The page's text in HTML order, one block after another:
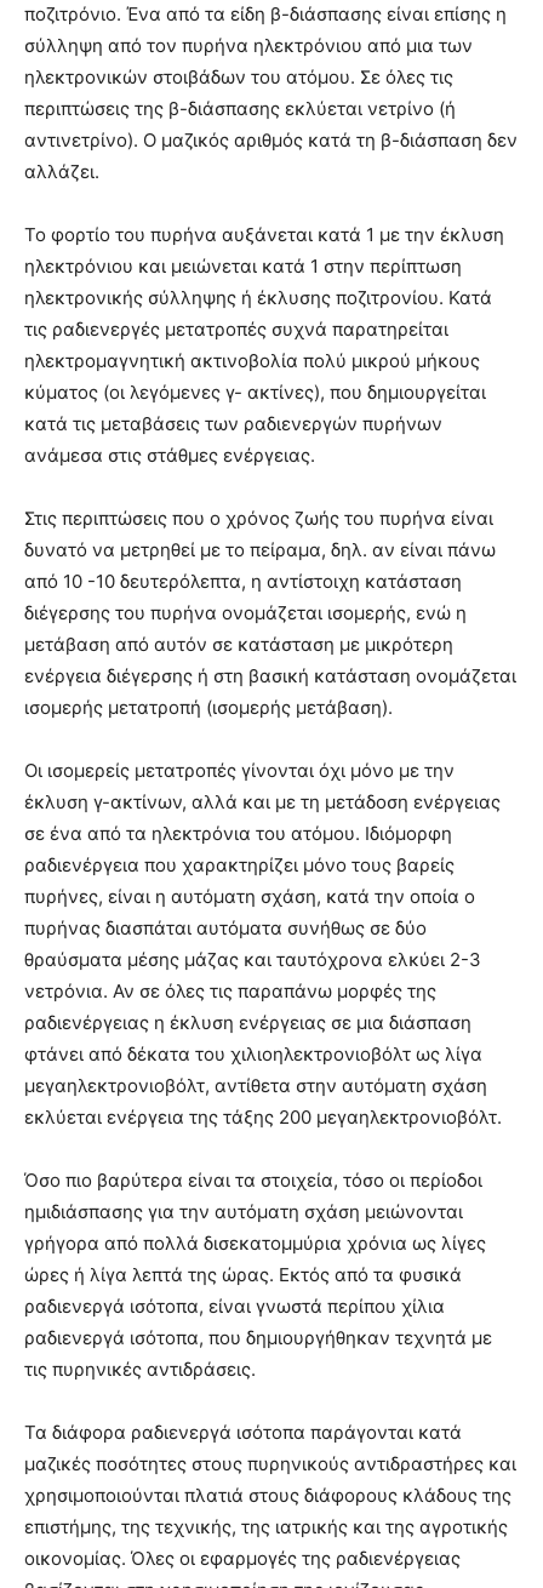
ποζιτρόνιο. Ένα από τα είδη β-διάσπασης είναι επίσης η
σύλληψη από τον πυρήνα ηλεκτρόνιου από μια των
ηλεκτρονικών στοιβάδων του ατόμου. Σε όλες τις
περιπτώσεις της β-διάσπασης εκλύεται νετρίνο (ή
αντινετρίνο). Ο μαζικός αριθμός κατά τη β-διάσπαση δεν
αλλάζει.
Το φορτίο του πυρήνα αυξάνεται κατά 1 με την έκλυση
ηλεκτρόνιου και μειώνεται κατά 1 στην περίπτωση
ηλεκτρονικής σύλληψης ή έκλυσης ποζιτρονίου. Κατά
τις ραδιενεργές μετατροπές συχνά παρατηρείται
ηλεκτρομαγνητική ακτινοβολία πολύ μικρού μήκους
κύματος (οι λεγόμενες γ- ακτίνες), που δημιουργείται
κατά τις μεταβάσεις των ραδιενεργών πυρήνων
ανάμεσα στις στάθμες ενέργειας.
Στις περιπτώσεις που ο χρόνος ζωής του πυρήνα είναι
δυνατό να μετρηθεί με το πείραμα, δηλ. αν είναι πάνω
από 10 -10 δευτερόλεπτα, η αντίστοιχη κατάσταση
διέγερσης του πυρήνα ονομάζεται ισομερής, ενώ η
μετάβαση από αυτόν σε κατάσταση με μικρότερη
ενέργεια διέγερσης ή στη βασική κατάσταση ονομάζεται
ισομερής μετατροπή (ισομερής μετάβαση).
Οι ισομερείς μετατροπές γίνονται όχι μόνο με την
έκλυση γ-ακτίνων, αλλά και με τη μετάδοση ενέργειας
σε ένα από τα ηλεκτρόνια του ατόμου. Ιδιόμορφη
ραδιενέργεια που χαρακτηρίζει μόνο τους βαρείς
πυρήνες, είναι η αυτόματη σχάση, κατά την οποία ο
πυρήνας διασπάται αυτόματα συνήθως σε δύο
θραύσματα μέσης μάζας και ταυτόχρονα ελκύει 2-3
νετρόνια. Αν σε όλες τις παραπάνω μορφές της
ραδιενέργειας η έκλυση ενέργειας σε μια διάσπαση
φτάνει από δέκατα του χιλιοηλεκτρονιοβόλτ ως λίγα
μεγαηλεκτρονιοβόλτ, αντίθετα στην αυτόματη σχάση
εκλύεται ενέργεια της τάξης 200 μεγαηλεκτρονιοβόλτ.
Όσο πιο βαρύτερα είναι τα στοιχεία, τόσο οι περίοδοι
ημιδιάσπασης για την αυτόματη σχάση μειώνονται
γρήγορα από πολλά δισεκατομμύρια χρόνια ως λίγες
ώρες ή λίγα λεπτά της ώρας. Εκτός από τα φυσικά
ραδιενεργά ισότοπα, είναι γνωστά περίπου χίλια
ραδιενεργά ισότοπα, που δημιουργήθηκαν τεχνητά με
τις πυρηνικές αντιδράσεις.
Τα διάφορα ραδιενεργά ισότοπα παράγονται κατά
μαζικές ποσότητες στους πυρηνικούς αντιδραστήρες και
χρησιμοποιούνται πλατιά στους διάφορους κλάδους της
επιστήμης, της τεχνικής, της ιατρικής και της αγροτικής
οικονομίας. Όλες οι εφαρμογές της ραδιενέργειας